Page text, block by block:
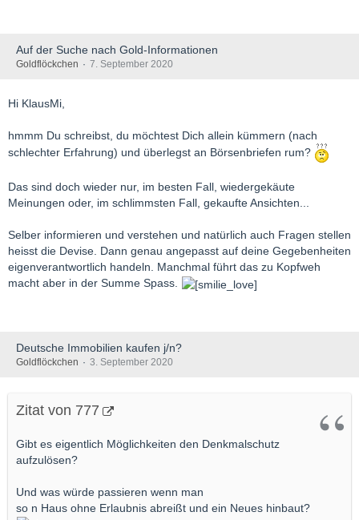
Auf der Suche nach Gold-Informationen
Goldflöckchen 7. September 2020
Hi KlausMi,
hmmm Du schreibst, du möchtest Dich allein kümmern (nach
schlechter Erfahrung) und überlegst an Börsenbriefen rum?
Das sind doch wieder nur, im besten Fall, wiedergekäute
Meinungen oder, im schlimmsten Fall, gekaufte Ansichten...
Selber informieren und verstehen und natürlich auch Fragen stellen
heisst die Devise. Dann genau angepasst auf deine Gegebenheiten
eigenverantwortlich handeln. Manchmal führt das zu Kopfweh
macht aber in der Summe Spass.
Deutsche Immobilien kaufen j/n?
Goldflöckchen 3. September 2020
Zitat von 777
Gibt es eigentlich Möglichkeiten den Denkmalschutz
aufzulösen?
Und was würde passieren wenn man
so n Haus ohne Erlaubnis abreißt und ein Neues hinbaut?